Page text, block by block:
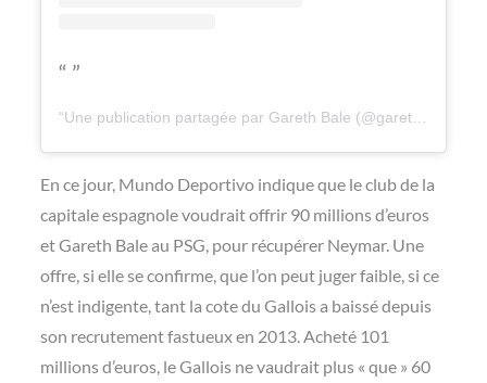
Une publication partagée par Gareth Bale (@garethbale11)
En ce jour, Mundo Deportivo indique que le club de la
capitale espagnole voudrait offrir 90 millions d’euros
et Gareth Bale au PSG, pour récupérer Neymar. Une
offre, si elle se confirme, que l’on peut juger faible, si ce
n’est indigente, tant la cote du Gallois a baissé depuis
son recrutement fastueux en 2013. Acheté 101
millions d’euros, le Gallois ne vaudrait plus « que » 60